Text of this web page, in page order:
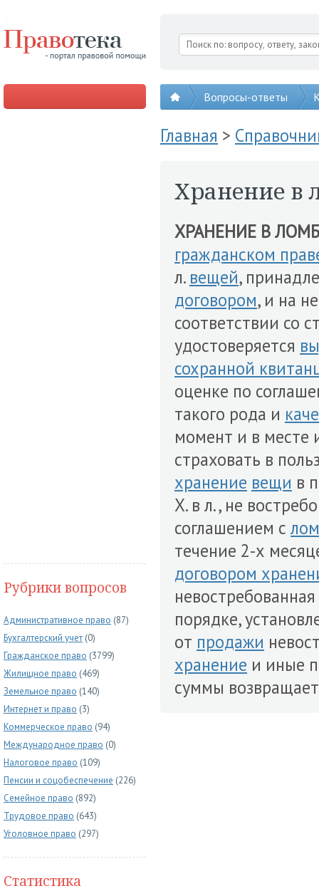
Вопросы-ответы
Рубрики вопросов
Административное право (87)
Бухгалтерский учет (0)
Гражданское право (3799)
Жилищное право (469)
Земельное право (140)
Интернет и право (3)
Коммерческое право (94)
Международное право (0)
Налоговое право (109)
Пенсии и соцобеспечение (226)
Семейное право (892)
Трудовое право (643)
Уголовное право (297)
Статистика
Главная >
Хранение в
ХРАНЕНИЕ В
гражданском
л. вещей,
договором, и на
соответствии со
удостоверяется
сохранной
оценке по
такого рода и
момент и в месте
страховать в
хранение вещи в
X. в л., не
соглашением с
течение 2-х
договором
невостребованная
порядке,
от продажи
хранение и иные
суммы